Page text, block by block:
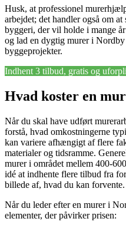
Husk, at professionel
arbejdet; det handler også om
byggeri, der vil holde i mange
og lad en dygtig murer i
byggeprojekter.
Indhent 3 tilbud, gratis og
Hvad koster en
Når du skal have udført
forstå, hvad omkostningerne
kan variere afhængigt af flere
materialer og tidsramme.
murer i området mellem 400-
idé at indhente flere tilbud fra
billede af, hvad du kan forvente.
Når du leder efter en murer i
elementer, der påvirker prisen: